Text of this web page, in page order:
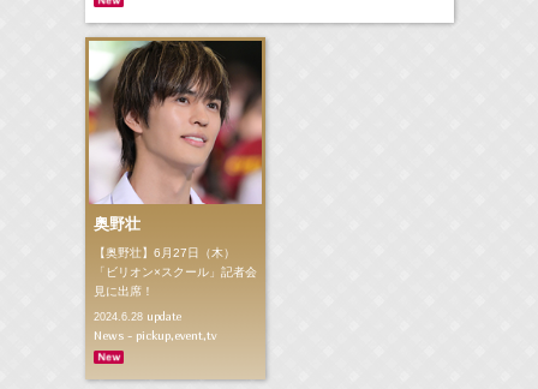
奥野壮
【奥野壮】6月27日（木）
「ビリオン×スクール」記者会
見に出席！
2024.6.28update
News - pickup,event,tv